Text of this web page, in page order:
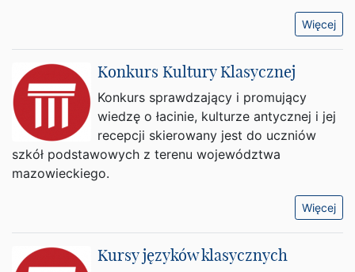
Więcej
Konkurs Kultury Klasycznej
Konkurs sprawdzający i promujący
wiedzę o łacinie, kulturze antycznej i jej
recepcji skierowany jest do uczniów
szkół podstawowych z terenu województwa
mazowieckiego.
Więcej
Kursy języków klasycznych